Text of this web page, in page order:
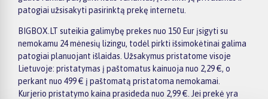
patogiai užsisakyti pasirinktą prekę internetu.
BIGBOX.LT suteikia galimybę prekes nuo 150 Eur įsigyti su
nemokamu 24 mėnesių lizingu, todėl pirkti išsimokėtinai galima
patogiai planuojant išlaidas. Užsakymus pristatome visoje
Lietuvoje: pristatymas į paštomatus kainuoja nuo 2,29 €, o
perkant nuo 499 € į paštomatą pristatoma nemokamai.
Kurjerio pristatymo kaina prasideda nuo 2,99 €. Jei prekė yra